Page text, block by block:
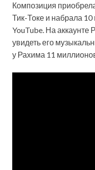
Композиция
Тик-Токе и набрала
YouTube. На аккаунте
увидеть его
у Рахима 11